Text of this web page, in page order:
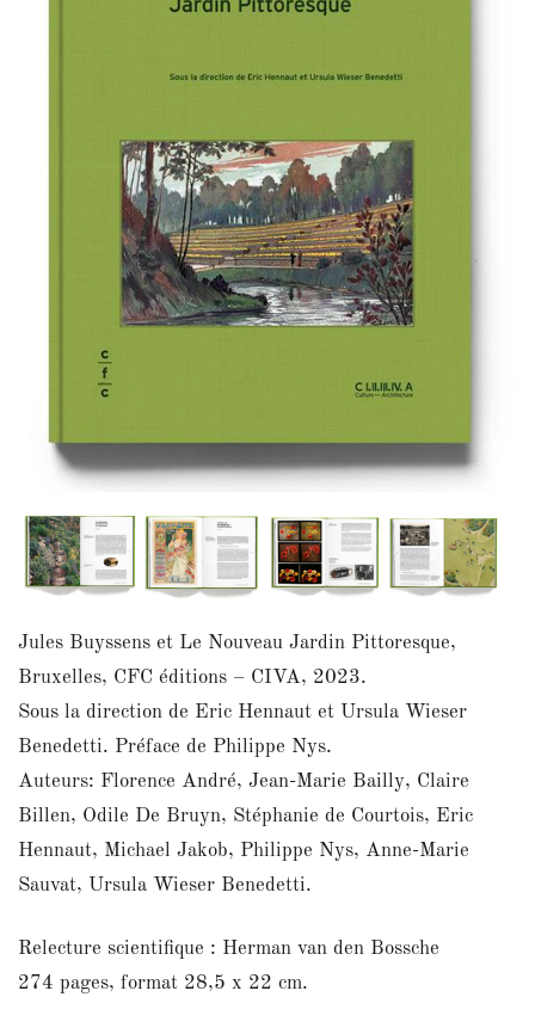
Jules Buyssens et Le Nouveau Jardin Pittoresque,
Bruxelles, CFC éditions – CIVA, 2023.
Sous la direction de Eric Hennaut et Ursula Wieser
Benedetti. Préface de Philippe Nys.
Auteurs: Florence André, Jean-Marie Bailly, Claire
Billen, Odile De Bruyn, Stéphanie de Courtois, Eric
Hennaut, Michael Jakob, Philippe Nys, Anne-Marie
Sauvat, Ursula Wieser Benedetti.
Relecture scientifique : Herman van den Bossche
274 pages, format 28,5 x 22 cm.